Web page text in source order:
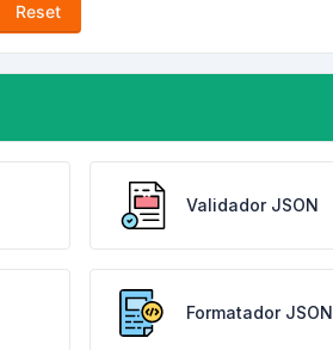
Reset
Validador JSON
Formatador JSON